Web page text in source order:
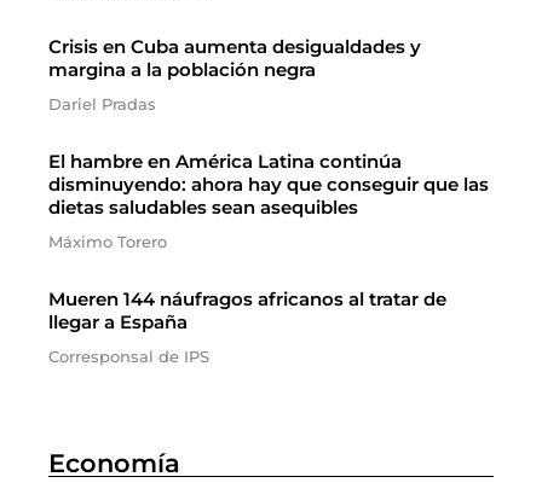
Crisis en Cuba aumenta desigualdades y
margina a la población negra
Dariel Pradas
El hambre en América Latina continúa
disminuyendo: ahora hay que conseguir que las
dietas saludables sean asequibles
Máximo Torero
Mueren 144 náufragos africanos al tratar de
llegar a España
Corresponsal de IPS
Economía